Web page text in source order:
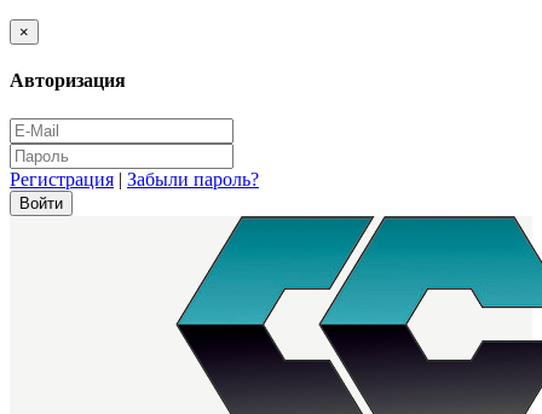
×
Авторизация
Регистрация | Забыли пароль?